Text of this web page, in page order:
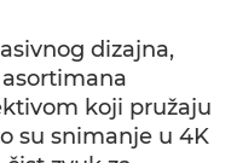
dizajna,
koji pružaju
su snimanje u 4K